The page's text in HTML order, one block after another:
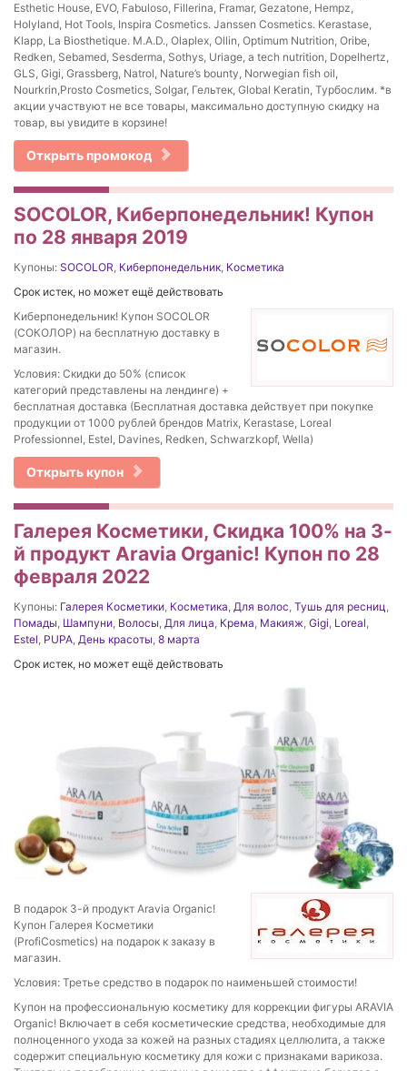
Esthetic House, EVO, Fabuloso, Fillerina, Framar, Gezatone, Hempz,
Holyland, Hot Tools, Inspira Cosmetics. Janssen Cosmetics. Kerastase,
Klapp, La Biosthetique. M.A.D., Olaplex, Ollin, Optimum Nutrition, Oribe,
Redken, Sebamed, Sesderma, Sothys, Uriage, a tech nutrition, Dopelhertz,
GLS, Gigi, Grassberg, Natrol, Nature’s bounty, Norwegian fish oil,
Nourkrin,Prosto Cosmetics, Solgar, Гельтек, Global Keratin, Турбослим. *в
акции участвуют не все товары, максимально доступную скидку на
товар, вы увидите в корзине!
Открыть промокод
SOCOLOR, Киберпонедельник! Купон
по 28 января 2019
Купоны: SOCOLOR, Киберпонедельник, Косметика
Срок истек, но может ещё действовать
Киберпонедельник! Купон SOCOLOR
(СОКОЛОР) на бесплатную доставку в
магазин.
Условия: Скидки до 50% (список
категорий представлены на лендинге) +
бесплатная доставка (Бесплатная доставка действует при покупке
продукции от 1000 рублей брендов Matrix, Kerastase, Loreal
Professionnel, Estel, Davines, Redken, Schwarzkopf, Wella)
Открыть купон
Галерея Косметики, Скидка 100% на 3-
й продукт Aravia Organic! Купон по 28
февраля 2022
Купоны: Галерея Косметики, Косметика, Для волос, Тушь для ресниц,
Помады, Шампуни, Волосы, Для лица, Крема, Макияж, Gigi, Loreal,
Estel, PUPA, День красоты, 8 марта
Срок истек, но может ещё действовать
В подарок 3-й продукт Aravia Organic!
Купон Галерея Косметики
(ProfiCosmetics) на подарок к заказу в
магазин.
Условия: Третье средство в подарок по наименьшей стоимости!
Купон на профессиональную косметику для коррекции фигуры ARAVIA
Organic! Включает в себя косметические средства, необходимые для
полноценного ухода за кожей на разных стадиях целлюлита, а также
содержит специальную косметику для кожи с признаками варикоза.